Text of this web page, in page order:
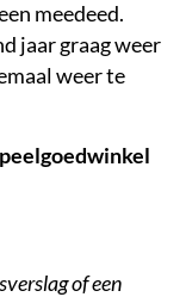
meedeed.
jaar graag weer
weer te
of een